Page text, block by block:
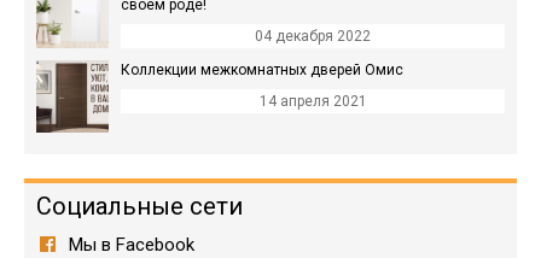
своем роде!
04 декабря 2022
Коллекции межкомнатных дверей Омис
14 апреля 2021
Социальные сети
Мы в Facebook